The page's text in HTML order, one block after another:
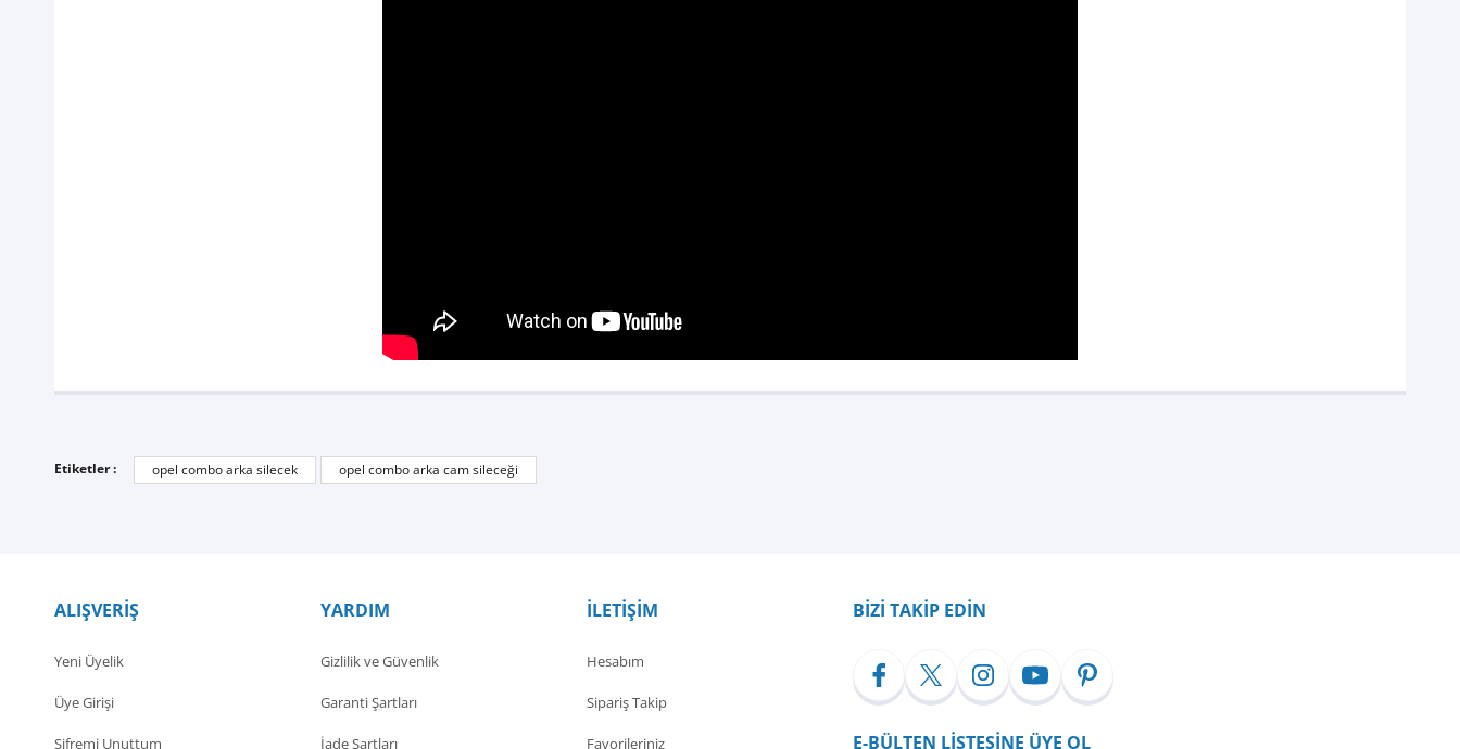
Etiketler : opel combo arka silecek opel combo arka cam sileceği
ALIŞVERİŞ
Yeni Üyelik
Üye Girişi
Şifremi Unuttum
YARDIM
Gizlilik ve Güvenlik
Garanti Şartları
İade Şartları
İLETİŞİM
Hesabım
Sipariş Takip
Favorileriniz
BİZİ TAKİP EDİN
E-BÜLTEN LİSTESİNE ÜYE OL